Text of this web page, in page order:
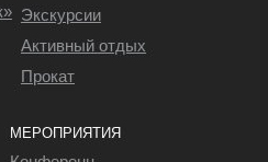
Активный отдых
Прокат
Экскурсии
МЕРОПРИЯТИЯ